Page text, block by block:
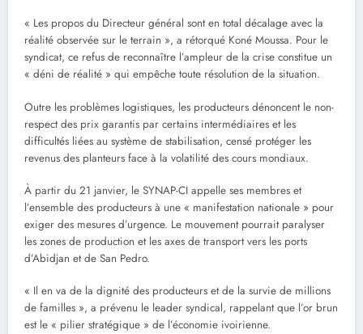
« Les propos du Directeur général sont en total décalage avec la
réalité observée sur le terrain », a rétorqué Koné Moussa. Pour le
syndicat, ce refus de reconnaître l’ampleur de la crise constitue un
« déni de réalité » qui empêche toute résolution de la situation.
Outre les problèmes logistiques, les producteurs dénoncent le non-
respect des prix garantis par certains intermédiaires et les
difficultés liées au système de stabilisation, censé protéger les
revenus des planteurs face à la volatilité des cours mondiaux.
À partir du 21 janvier, le SYNAP-CI appelle ses membres et
l’ensemble des producteurs à une « manifestation nationale » pour
exiger des mesures d’urgence. Le mouvement pourrait paralyser
les zones de production et les axes de transport vers les ports
d’Abidjan et de San Pedro.
« Il en va de la dignité des producteurs et de la survie de millions
de familles », a prévenu le leader syndical, rappelant que l’or brun
est le « pilier stratégique » de l’économie ivoirienne.